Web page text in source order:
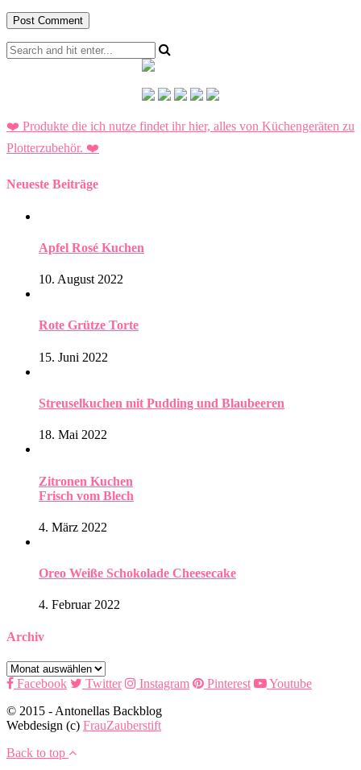
❤️ Produkte die ich nutze findet ihr hier, alles von Küchengeräten zu
Plotterzubehör. ❤️
Neueste Beiträge
Apfel Rosé Kuchen
10. August 2022
Rote Grütze Torte
15. Juni 2022
Streuselkuchen mit Pudding und Blaubeeren
18. Mai 2022
Zitronen Kuchen
Frisch vom Blech
4. März 2022
Oreo Weiße Schokolade Cheesecake
4. Februar 2022
Archiv
Archiv
Facebook
Twitter Instagram Pinterest
Youtube
© 2015 - Antonellas Backblog
Webdesign (c) FrauZauberstift
Back to top